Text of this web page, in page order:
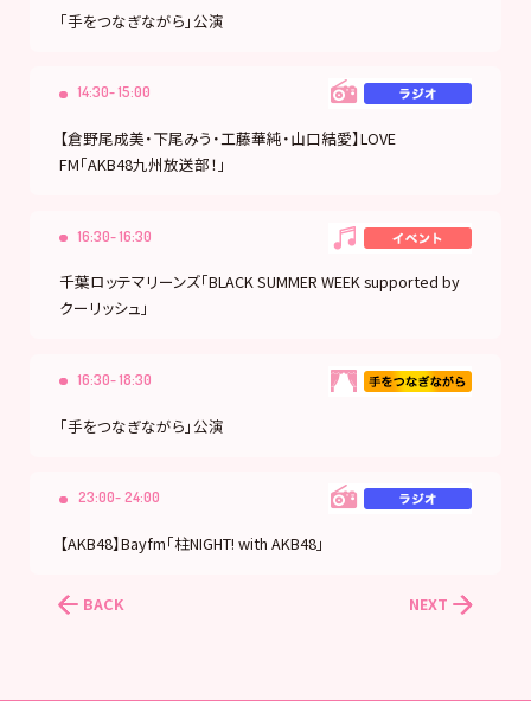
「手をつなぎながら」公演
14:30- 15:00
【倉野尾成美・下尾みう・工藤華純・山口結愛】LOVE
FM「AKB48九州放送部！」
16:30- 16:30
千葉ロッテマリーンズ「BLACK SUMMER WEEK supported by
クーリッシュ」
16:30- 18:30
「手をつなぎながら」公演
23:00- 24:00
【AKB48】Bayfm「柱NIGHT! with AKB48」
BACK NEXT